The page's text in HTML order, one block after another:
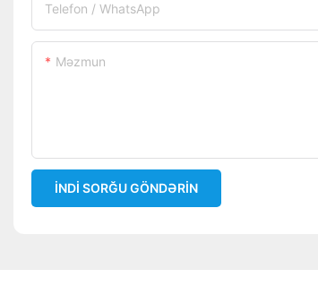
Telefon / WhatsApp
Məzmun
İNDI SORĞU GÖNDƏRIN